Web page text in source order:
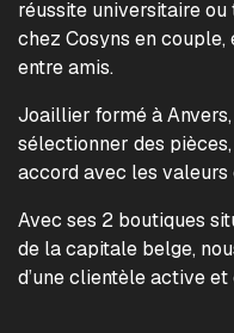
réussite universitaire
chez Cosyns en
entre amis.
Joaillier formé à
sélectionner des
accord avec les valeurs
Avec ses 2 boutiques
de la capitale belge,
d’une clientèle active